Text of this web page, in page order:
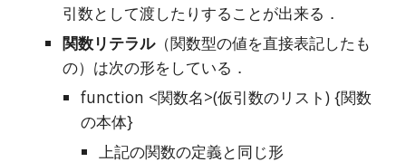
引数として渡したりすることが出来る．
関数リテラル（関数型の値を直接表記したも
の）は次の形をしている．
function <関数名>(仮引数のリスト) {関数
の本体}
上記の関数の定義と同じ形